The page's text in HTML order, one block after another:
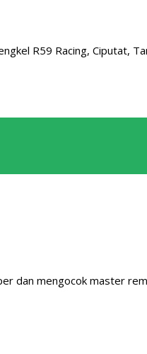
R59 Racing, Ciputat,
dan mengocok master